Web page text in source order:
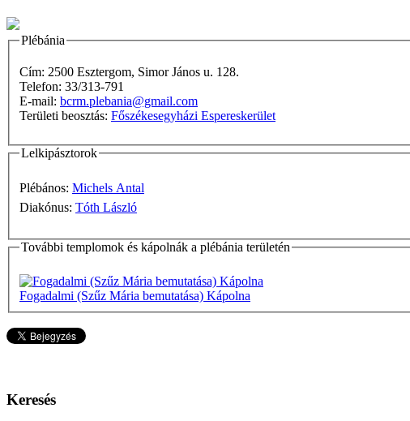
Plébánia
Cím: 2500 Esztergom, Simor János u. 128.
Telefon: 33/313-791
E-mail: bcrm.plebania@gmail.com
Területi beosztás: Főszékesegyházi Espereskerület
Lelkipásztorok
Plébános: Michels Antal
Diakónus: Tóth László
További templomok és kápolnák a plébánia területén
Fogadalmi (Szűz Mária bemutatása) Kápolna
Keresés